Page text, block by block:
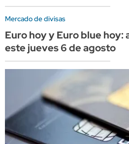
Mercado de divisas
Euro hoy y Euro blue hoy:
este jueves 6 de agosto